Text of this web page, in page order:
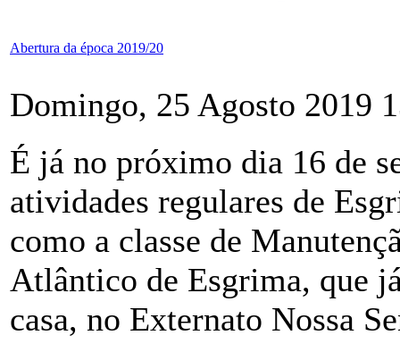
Abertura da época 2019/20
Domingo, 25 Agosto 2019
É já no próximo dia 16 de
atividades regulares de
como a classe de
Atlântico de Esgrima, que
casa, no Externato Nossa